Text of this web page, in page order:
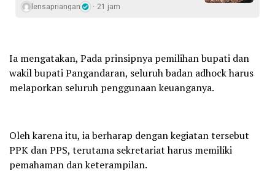
lensapriangan 21 jam
Ia mengatakan, Pada prinsipnya pemilihan bupati dan
wakil bupati Pangandaran, seluruh badan adhock harus
melaporkan seluruh penggunaan keuanganya.
Oleh karena itu, ia berharap dengan kegiatan tersebut
PPK dan PPS, terutama sekretariat harus memiliki
pemahaman dan keterampilan.